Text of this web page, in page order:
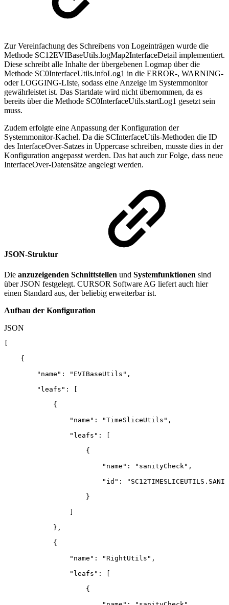
Zur Vereinfachung des Schreibens von Logeinträgen wurde die
Methode SC12EVIBaseUtils.logMap2InterfaceDetail implementiert.
Diese schreibt alle Inhalte der übergebenen Logmap über die
Methode SC0InterfaceUtils.infoLog1 in die ERROR-, WARNING-
oder LOGGING-LIste, sodass eine Anzeige im Systemmonitor
gewährleistet ist. Das Startdate wird nicht übernommen, da es
bereits über die Methode SC0InterfaceUtils.startLog1 gesetzt sein
muss.
Zudem erfolgte eine Anpassung der Konfiguration der
Systemmonitor-Kachel. Da die SCInterfaceUtils-Methoden die ID
des InterfaceOver-Satzes in Uppercase schreiben, musste dies in der
Konfiguration angepasst werden. Das hat auch zur Folge, dass neue
InterfaceOver-Datensätze angelegt werden.
JSON-Struktur
Die anzuzeigenden Schnittstellen und Systemfunktionen sind
über JSON festgelegt. CURSOR Software AG liefert auch hier
einen Standard aus, der beliebig erweiterbar ist.
Aufbau der Konfiguration
JSON
[
{
"name" : "EVIBaseUtils" ,
"leafs" :
[
{
"name" : "TimeSliceUtils" ,
"leafs" :
[
{
"name" : "sanityCheck" ,
"id" :
}
]
} ,
{
"name" : "RightUtils" ,
"leafs" :
[
{